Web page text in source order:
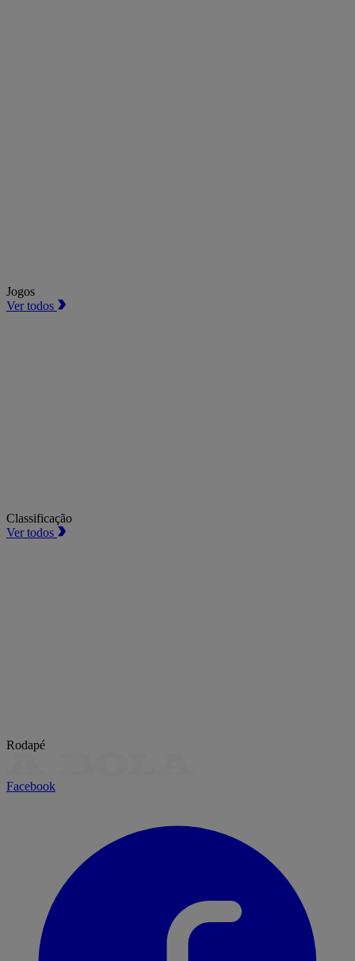
Jogos
Ver todos
Classificação
Ver todos
Rodapé
Facebook